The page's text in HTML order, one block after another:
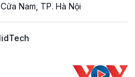
Nam, TP. Hà Nội